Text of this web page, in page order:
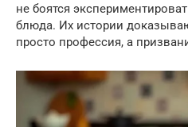
не боятся
блюда. Их истории
просто профессия, а